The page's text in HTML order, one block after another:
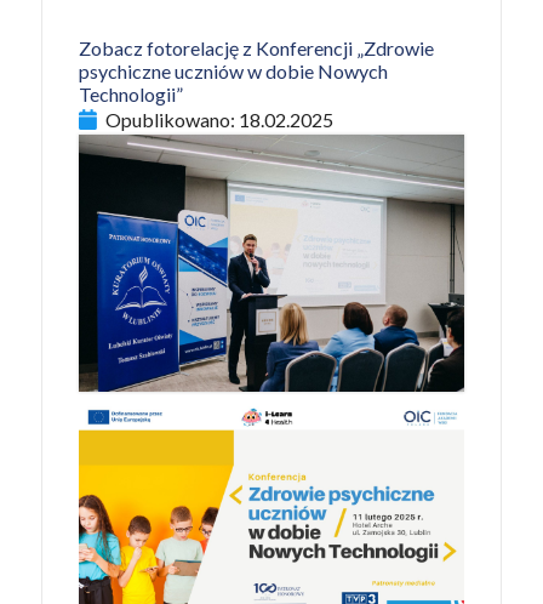
Zobacz fotorelację z Konferencji „Zdrowie
psychiczne uczniów w dobie Nowych
Technologii”
Opublikowano: 18.02.2025